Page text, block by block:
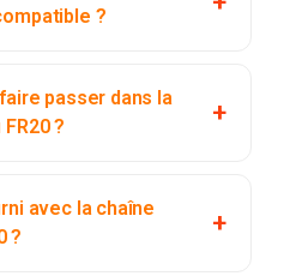
?
passer dans la
?
avec la chaîne
?